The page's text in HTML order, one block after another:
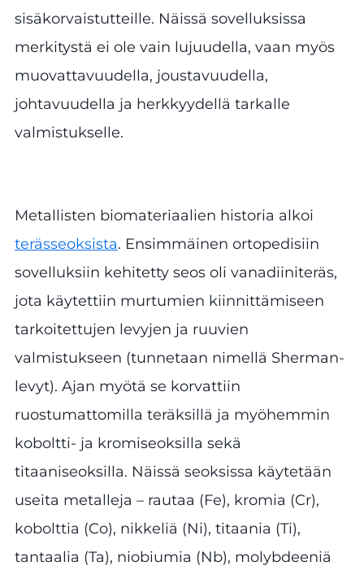
sisäkorvaistutteille. Näissä sovelluksissa
merkitystä ei ole vain lujuudella, vaan myös
muovattavuudella, joustavuudella,
johtavuudella ja herkkyydellä tarkalle
valmistukselle.
Metallisten biomateriaalien historia alkoi
terässeoksista. Ensimmäinen ortopedisiin
sovelluksiin kehitetty seos oli vanadiiniteräs,
jota käytettiin murtumien kiinnittämiseen
tarkoitettujen levyjen ja ruuvien
valmistukseen (tunnetaan nimellä Sherman-
levyt). Ajan myötä se korvattiin
ruostumattomilla teräksillä ja myöhemmin
koboltti- ja kromiseoksilla sekä
titaaniseoksilla. Näissä seoksissa käytetään
useita metalleja – rautaa (Fe), kromia (Cr),
kobolttia (Co), nikkeliä (Ni), titaania (Ti),
tantaalia (Ta), niobiumia (Nb), molybdeeniä